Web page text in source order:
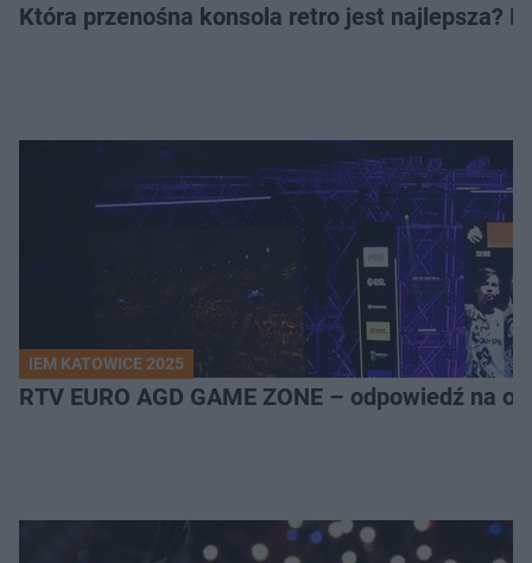
Która przenośna konsola retro jest najlepsza?
IEM KATOWICE 2025
RTV EURO AGD GAME ZONE – odpowiedź na